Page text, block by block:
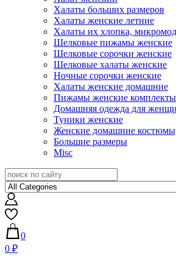
Халаты больших размеров
Халаты женские летние
Халаты их хлопка,
Шелковые пижамы женские
Шелковые сорочки женские
Шелковые халаты женские
Ночные сорочки женские
Халаты женские домашние
Пижамы женские комплекты
Домашняя одежда для
Туники женские
Женские домашние
Большие размеры
Misc
0
0 ₽